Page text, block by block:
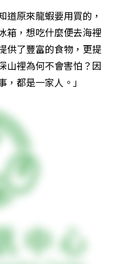
道原來龍蝦要用買的，
箱，想吃什麼便去海裡
供了豐富的食物，更提
山裡為何不會害怕？因
都是一家人。」